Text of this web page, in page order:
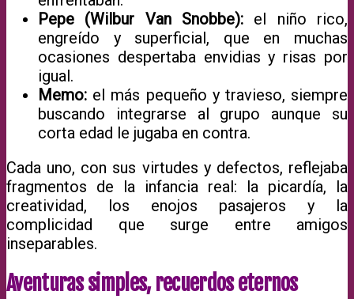
Pepe (Wilbur Van Snobbe): el niño rico,
engreído y superficial, que en muchas
ocasiones despertaba envidias y risas por
igual.
Memo: el más pequeño y travieso, siempre
buscando integrarse al grupo aunque su
corta edad le jugaba en contra.
Cada uno, con sus virtudes y defectos, reflejaba
fragmentos de la infancia real: la picardía, la
creatividad, los enojos pasajeros y la
complicidad que surge entre amigos
inseparables.
Aventuras simples, recuerdos eternos